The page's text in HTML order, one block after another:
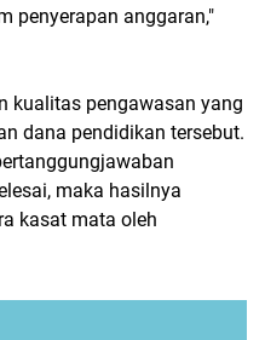
penyerapan anggaran,"
kualitas pengawasan yang
dana pendidikan tersebut.
maka hasilnya
kasat mata oleh